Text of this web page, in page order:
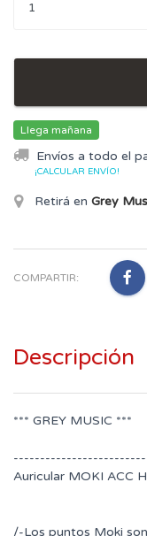
Llega mañana
Envíos a todo el
¡CALCULAR ENVÍO!
Retirá en Grey
COMPARTIR:
Descripción
*** GREY MUSIC ***
Auricular MOKI ACC
/-Los puntos Moki